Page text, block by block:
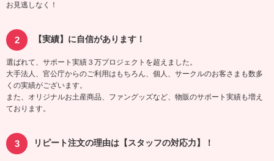
お見逃しなく！
【実績】に自信があります！
選ばれて、サポート実績３万プロジェクトを超えました。
大手法人、官公庁からのご利用はもちろん、個人、サークルのお客さまも数多
くの実績がございます。
また、オリジナルお土産商品、ファングッズなど、物販のサポート実績も増え
ております。
リピート注文の理由は【スタッフの対応力】！